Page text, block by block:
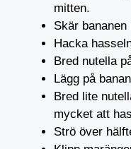
mitten.
Skär
Hacka
Bred nutella
Lägg på
Bred lite
mycket att
Strö över